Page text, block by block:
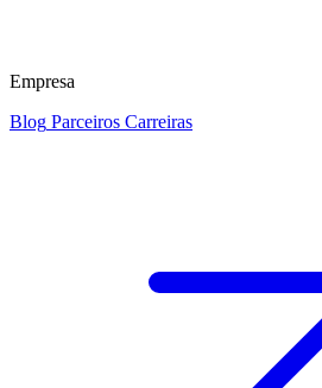
Empresa
Blog Parceiros Carreiras